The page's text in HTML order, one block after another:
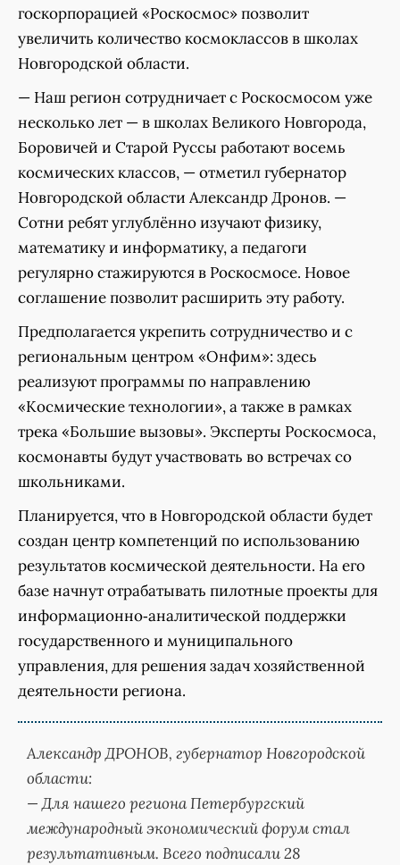
госкорпорацией «Роскосмос» позволит
увеличить количество космоклассов в школах
Новгородской области.
— Наш регион сотрудничает с Роскосмосом уже
несколько лет — в школах Великого Новгорода,
Боровичей и Старой Руссы работают восемь
космических классов, — отметил губернатор
Новгородской области Александр Дронов. —
Сотни ребят углублённо изучают физику,
математику и информатику, а педагоги
регулярно стажируются в Роскосмосе. Новое
соглашение позволит расширить эту работу.
Предполагается укрепить сотрудничество и с
региональным центром «Онфим»: здесь
реализуют программы по направлению
«Космические технологии», а также в рамках
трека «Большие вызовы». Эксперты Роскосмоса,
космонавты будут участвовать во встречах со
школьниками.
Планируется, что в Новгородской области будет
создан центр компетенций по использованию
результатов космической деятельности. На его
базе начнут отрабатывать пилотные проекты для
информационно‑аналитической поддержки
государственного и муниципального
управления, для решения задач хозяйственной
деятельности региона.
Александр ДРОНОВ, губернатор Новгородской
области:
— Для нашего региона Петербургский
международный экономический форум стал
результативным. Всего подписали 28